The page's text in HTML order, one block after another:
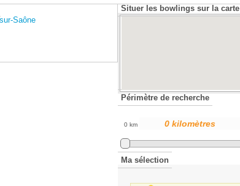
Saône
Situer les bowlings sur la carte
Périmètre de recherche
0 km
Ma sélection